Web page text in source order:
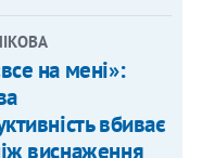
на мені»:
вбиває
виснаження